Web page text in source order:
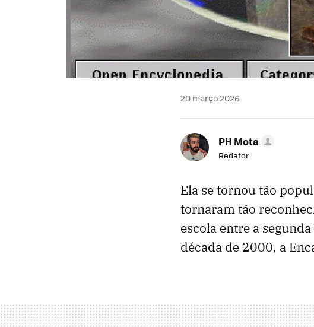
20 março 2026
PH Mota
Redator
Ela se tornou tão
tornaram tão
escola entre a
década de 2000, a